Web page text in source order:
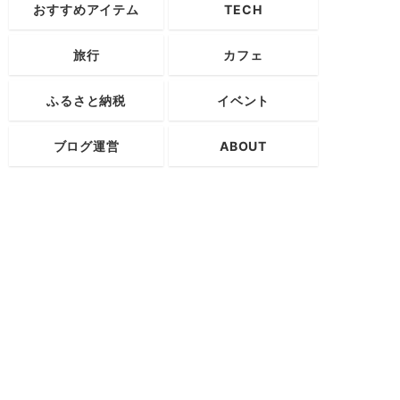
おすすめアイテム TECH
旅行 カフェ
ふるさと納税 イベント
ブログ運営 ABOUT